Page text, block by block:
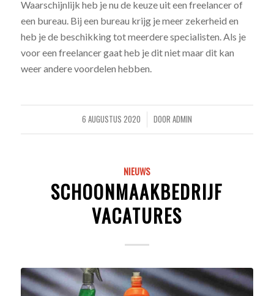
Waarschijnlijk heb je nu de keuze uit een freelancer of
een bureau. Bij een bureau krijg je meer zekerheid en
heb je de beschikking tot meerdere specialisten. Als je
voor een freelancer gaat heb je dit niet maar dit kan
weer andere voordelen hebben.
6 AUGUSTUS 2020
/ DOOR ADMIN
NIEUWS
SCHOONMAAKBEDRIJF
VACATURES